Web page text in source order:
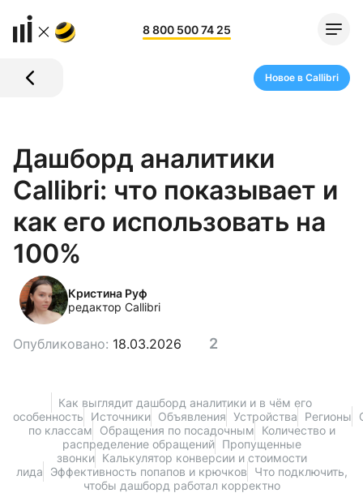
8 800 500 74 25
Новое в Callibri
Дашборд аналитики
Callibri: что показывает и
как его использовать на
100%
Кристина Руф
редактор Callibri
Опубликовано: 18.03.2026 2
Как выглядит дашборд аналитики и в чём его
особенность
Источники Объявления Устройства Регионы
по классам
Обращения по посадочным
Количество и
распределение обращений
Пропущенные
звонки
Калькулятор конверсии и стоимости
лида
Эффективность попапов и крючков
Что подключить,
чтобы дашборд работал корректно